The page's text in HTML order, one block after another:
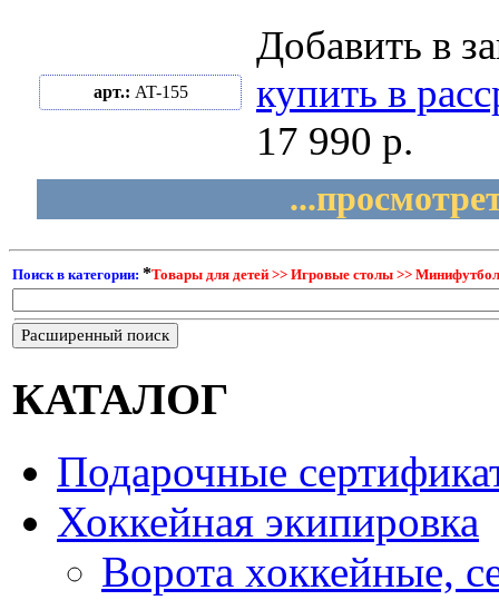
арт.: AT-155
Добавить в
купить в
17 990 р.
Поиск в категории: *Товары для детей >> Игровые столы >>
Расширенный поиск
КАТАЛОГ
Подарочные
Хоккейная экипировка
Ворота хоккейные,